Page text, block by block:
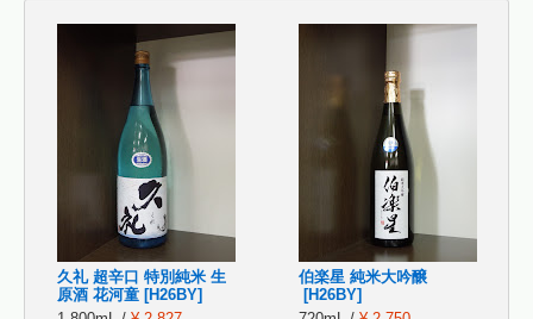
久礼 超辛口 特別純米 生
原酒 花河童 [H26BY]
伯楽星 純米大吟醸
[H26BY]